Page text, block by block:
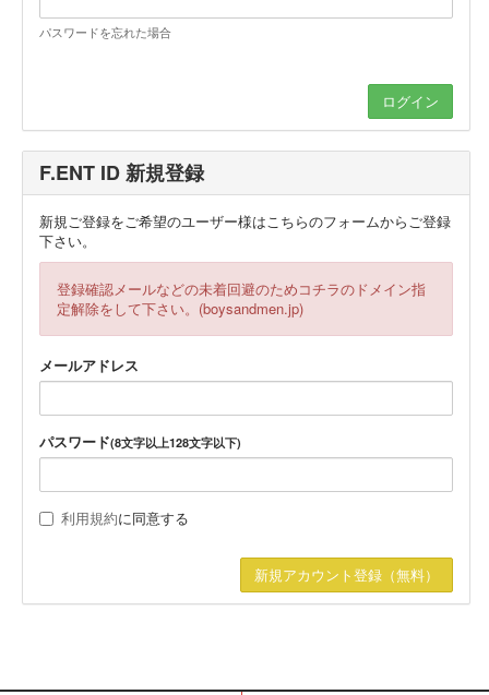
パスワードを忘れた場合
F.ENT ID 新規登録
新規ご登録をご希望のユーザー様はこちらのフォームからご登録
下さい。
登録確認メールなどの未着回避のためコチラのドメイン指
定解除をして下さい。(boysandmen.jp)
メールアドレス
パスワード(8文字以上128文字以下)
利用規約に同意する